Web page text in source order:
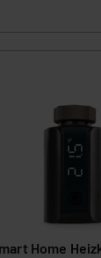
Home